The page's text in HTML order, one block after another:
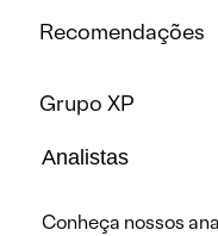
Recomendações
Grupo XP
Analistas
Conheça nossos